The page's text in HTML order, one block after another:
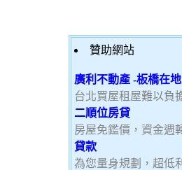
贊助網站
廣利不動產 -板橋在
台北買屋租屋難以負
二順位房貸
房屋免鑑價，資金週
貸款
為您量身規劃，超低